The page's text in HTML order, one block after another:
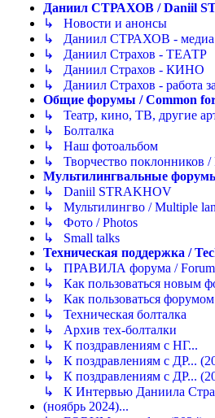
Даниил СТРАХОВ / Daniil
↳ Новости и анонсы
↳ Даниил СТРАХОВ - медиа
↳ Даниил Страхов - ТЕАТР
↳ Даниил Страхов - КИНО
↳ Даниил Страхов - работа
Общие форумы / Common
↳ Театр, кино, ТВ, другие
↳ Болталка
↳ Наш фотоальбом
↳ Творчество поклонников /
Мультилингвальные
↳ Daniil STRAKHOV
↳ Мультилингво / Multiple
↳ Фото / Photos
↳ Small talks
Техническая поддержка /
↳ ПРАВИЛА форума / Forum
↳ Как пользоваться новым
↳ Как пользоваться
↳ Техническая болталка
↳ Архив тех-болталки
↳ К поздравлениям с НГ...
↳ К поздравлениям с ДР...
↳ К поздравлениям с ДР...
↳ К Интервью Даниила
(ноябрь 2024)...